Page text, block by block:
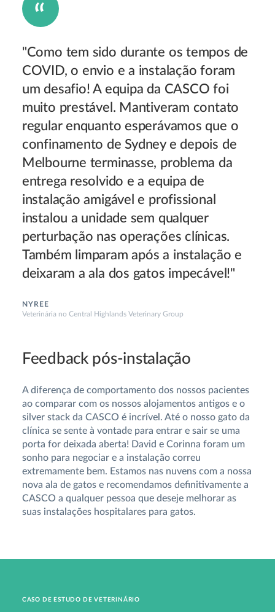
"Como tem sido durante os tempos de
COVID, o envio e a instalação foram
um desafio! A equipa da CASCO foi
muito prestável. Mantiveram contato
regular enquanto esperávamos que o
confinamento de Sydney e depois de
Melbourne terminasse, problema da
entrega resolvido e a equipa de
instalação amigável e profissional
instalou a unidade sem qualquer
perturbação nas operações clínicas.
Também limparam após a instalação e
deixaram a ala dos gatos impecável!"
NYREE
Veterinária no Central Highlands Veterinary Group
Feedback pós-instalação
A diferença de comportamento dos nossos pacientes
ao comparar com os nossos alojamentos antigos e o
silver stack da CASCO é incrível. Até o nosso gato da
clínica se sente à vontade para entrar e sair se uma
porta for deixada aberta! David e Corinna foram um
sonho para negociar e a instalação correu
extremamente bem. Estamos nas nuvens com a nossa
nova ala de gatos e recomendamos definitivamente a
CASCO a qualquer pessoa que deseje melhorar as
suas instalações hospitalares para gatos.
CASO DE ESTUDO DE VETERINÁRIO